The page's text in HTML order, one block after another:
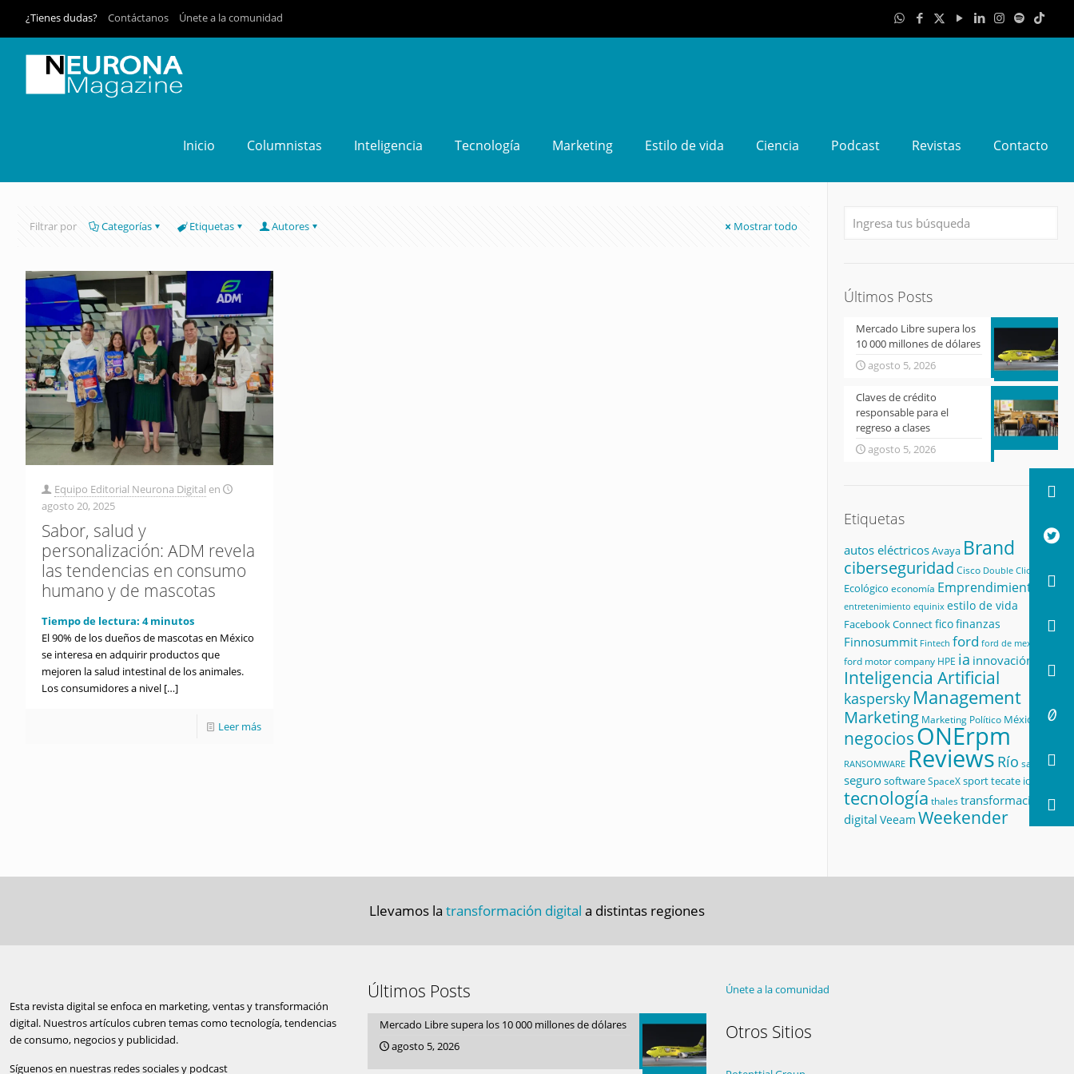
¿Tienes dudas? Contáctanos Únete a la comunidad
Inicio Columnistas Inteligencia Tecnología Marketing Estilo de vida Ciencia Podcast Revistas Contacto
Filtrar por Categorías Etiquetas Autores Mostrar todo
Equipo Editorial Neurona Digital en
agosto 20, 2025
Sabor, salud y
personalización: ADM revela
las tendencias en consumo
humano y de mascotas
Tiempo de lectura: 4 minutos
El 90% de los dueños de mascotas en México
se interesa en adquirir productos que
mejoren la salud intestinal de los animales.
Los consumidores a nivel[…]
Leer más
Últimos Posts
Mercado Libre supera los
10 000 millones de dólares
agosto 5, 2026
Claves de crédito
responsable para el
regreso a clases
agosto 5, 2026
Etiquetas
autos eléctricosAvaya Brand
ciberseguridad Cisco Double Click
Ecológico economía Emprendimiento
entretenimiento equinix estilo de vida
Facebook Connectficofinanzas
Finnosummit Fintech ford ford de mexico
ford motor company HPE ia innovación
Inteligencia Artificial
kaspersky Management
Marketing Marketing Político México
negociosONErpm
RANSOMWARE Reviews Río salud
segurosoftwareSpaceXsporttecate id
tecnología thalestransformación
digital Veeam Weekender
Llevamos la transformación digital a distintas regiones
Esta revista digital se enfoca en marketing, ventas y transformación
digital. Nuestros artículos cubren temas como tecnología, tendencias
de consumo, negocios y publicidad.
Síguenos en nuestras redes sociales y podcast
Últimos Posts
Mercado Libre supera los 10 000 millones de dólares
agosto 5, 2026
Únete a la comunidad
Otros Sitios